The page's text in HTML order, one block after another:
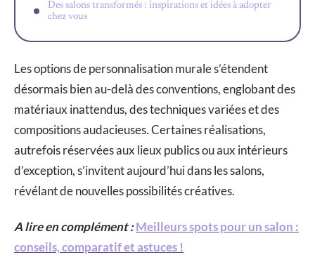
Des salons transformés : inspirations et idées à adopter
chez vous
Les options de personnalisation murale s’étendent
désormais bien au-delà des conventions, englobant des
matériaux inattendus, des techniques variées et des
compositions audacieuses. Certaines réalisations,
autrefois réservées aux lieux publics ou aux intérieurs
d’exception, s’invitent aujourd’hui dans les salons,
révélant de nouvelles possibilités créatives.
A lire en complément :Meilleurs spots pour un salon :
conseils, comparatif et astuces !